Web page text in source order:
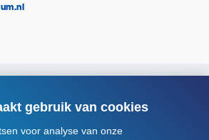
gebruik van cookies
voor analyse van onze
Alle rechten voorbehouden